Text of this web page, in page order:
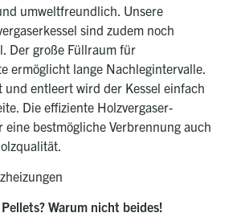
umweltfreundlich. Unsere
sind zudem noch
Der große Füllraum für
ermöglicht lange Nachlegintervalle.
entleert wird der Kessel einfach
Die effiziente Holzvergaser-
eine bestmögliche Verbrennung auch
Warum nicht beides!